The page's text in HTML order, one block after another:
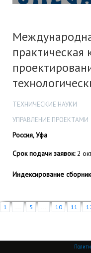
ТЕХНИЧЕСКИЕ НАУКИ
УПРАВЛЕНИЕ ПРОЕКТАМИ
Россия, Уфа
Срок подачи заявок:2
Индексирование
1 5 10 11